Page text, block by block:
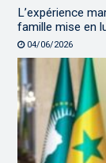
L’expérience
famille mise en
04/06/2026